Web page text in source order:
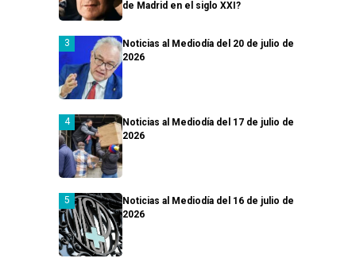
de Madrid en el siglo XXI?
Noticias al Mediodía del 20 de julio de
2026
Noticias al Mediodía del 17 de julio de
2026
Noticias al Mediodía del 16 de julio de
2026